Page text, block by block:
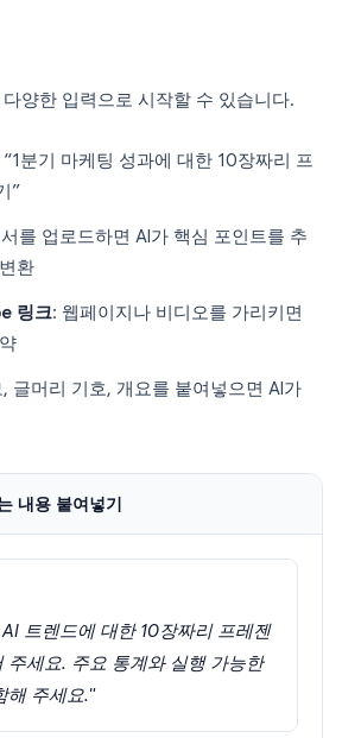
양한 입력으로 시작할 수 있습니다.
“1분기 마케팅 성과에 대한 10장짜리 프
”
를 업로드하면 AI가 핵심 포인트를 추
환
링크: 웹페이지나 비디오를 가리키면
, 글머리 기호, 개요를 붙여넣으면 AI가
내용 붙여넣기
트렌드에 대한 10장짜리 프레젠
주세요. 주요 통계와 실행 가능한
해 주세요."